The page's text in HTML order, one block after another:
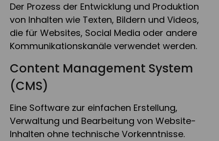
Der Prozess der Entwicklung und Produktion
von Inhalten wie Texten, Bildern und Videos,
die für Websites, Social Media oder andere
Kommunikationskanäle verwendet werden.
Content Management System
(CMS)
Eine Software zur einfachen Erstellung,
Verwaltung und Bearbeitung von Website-
Inhalten ohne technische Vorkenntnisse.